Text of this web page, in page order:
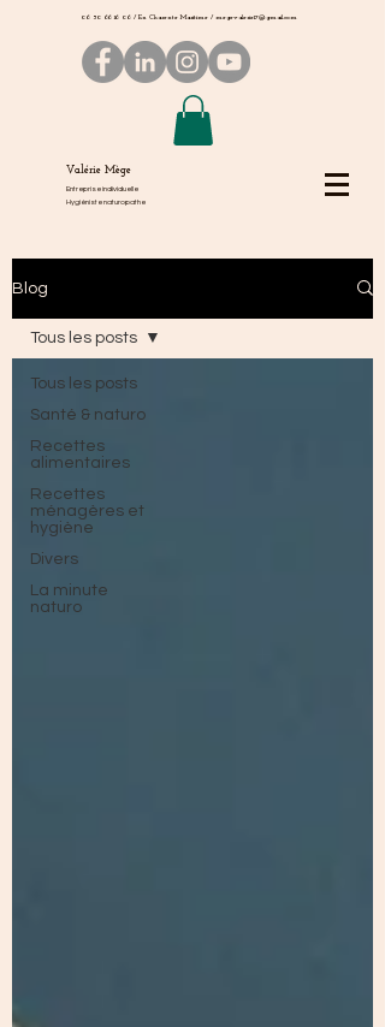
06 50 66 16 06 / En Charente Maritime / megevalerie17@gmail.com
Valérie Mège
Entreprise individuelle
Hygiéniste naturopathe
Blog
Tous les posts
Santé & naturo
Recettes
alimentaires
Recettes
ménagères et
hygiène
Divers
La minute
naturo
Tous les posts